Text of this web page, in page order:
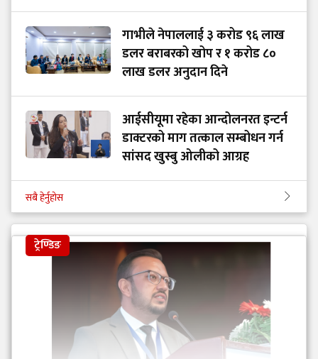
गाभीले नेपाललाई ३ करोड ९६ लाख
डलर बराबरको खोप र १ करोड ८०
लाख डलर अनुदान दिने
आईसीयूमा रहेका आन्दोलनरत इन्टर्न
डाक्टरको माग तत्काल सम्बोधन गर्न
सांसद खुस्बु ओलीको आग्रह
सबै हेर्नुहोस
ट्रेण्डिङ